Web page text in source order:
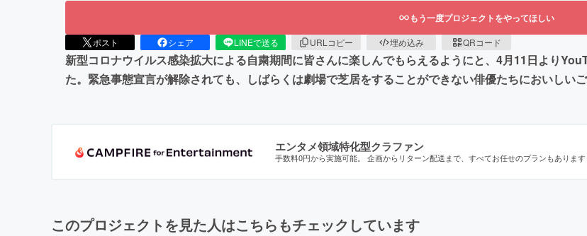
もう一度プロジェクトをやってほしい
ポスト シェア LINEで送る URLコピー 埋め込み QRコード
新型コロナウイルス感染拡大による自粛期間に皆さんに楽しんでもらえるようにと、4月11日より
た。緊急事態宣言が解除されても、しばらくは劇場で芝居をすることができない俳優たちにおいしい
エンタメ領域特化型クラファン
手数料0円から実施可能。 企画からリターン配送まで、すべてお任せのプランもあります
このプロジェクトを見た人はこちらもチェックしています